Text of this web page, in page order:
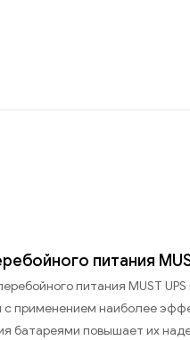
питания
питания MUST
с применением наиболее
батареями повышает их